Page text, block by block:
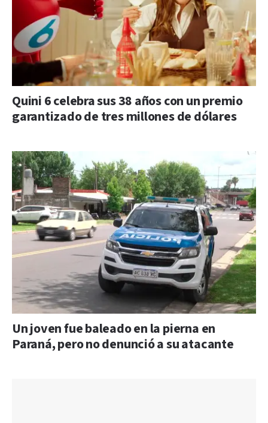
Quini 6 celebra sus 38 años con un premio
garantizado de tres millones de dólares
Un joven fue baleado en la pierna en
Paraná, pero no denunció a su atacante